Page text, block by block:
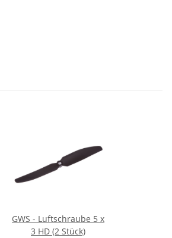
GWS - Luftschraube 5 x
3 HD (2 Stück)